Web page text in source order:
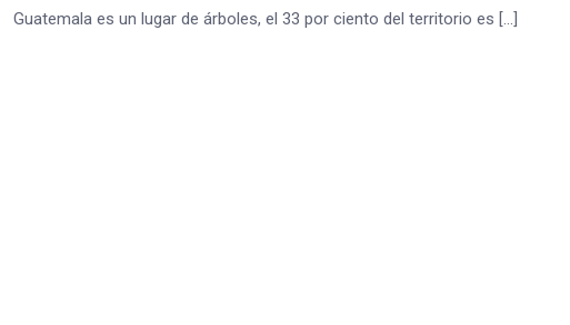
Guatemala es un lugar de árboles, el 33 por ciento del territorio es […]